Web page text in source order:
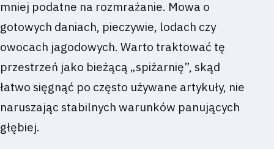
mniej podatne na rozmrażanie. Mowa o
gotowych daniach, pieczywie, lodach czy
owocach jagodowych. Warto traktować tę
przestrzeń jako bieżącą „spiżarnię”, skąd
łatwo sięgnąć po często używane artykuły, nie
naruszając stabilnych warunków panujących
głębiej.